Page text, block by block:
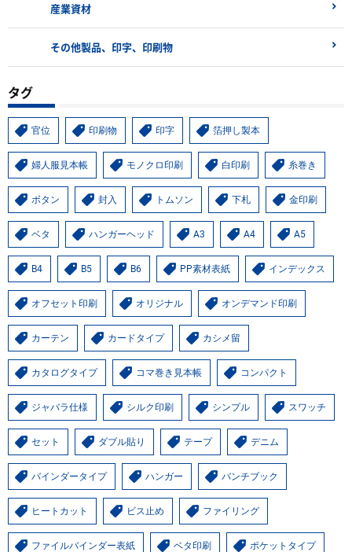
産業資材
その他製品、印字、印刷物
タグ
官位 印刷物 印字 箔押し製本
婦人服見本帳 モノクロ印刷 白印刷 糸巻き
ボタン 封入 トムソン 下札 金印刷
ベタ ハンガーヘッド A3 A4 A5
B4 B5 B6 PP素材表紙 インデックス
オフセット印刷 オリジナル オンデマンド印刷
カーテン カードタイプ カシメ留
カタログタイプ コマ巻き見本帳 コンパクト
ジャバラ仕様 シルク印刷 シンプル スワッチ
セット ダブル貼り テープ デニム
バインダータイプ ハンガー バンチブック
ヒートカット ビス止め ファイリング
ファイルバインダー表紙 ベタ印刷 ポケットタイプ